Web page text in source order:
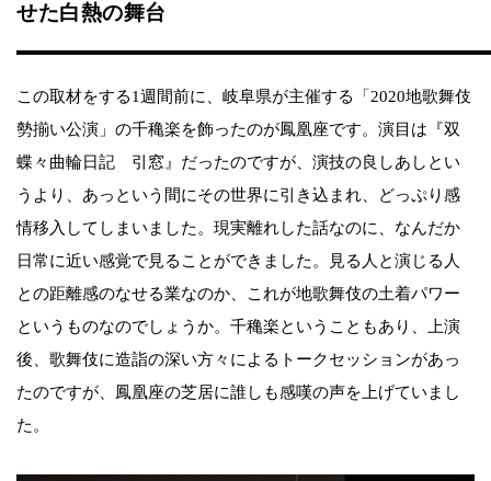
せた白熱の舞台
この取材をする1週間前に、岐阜県が主催する「2020地歌舞伎
勢揃い公演」の千穐楽を飾ったのが鳳凰座です。演目は『双
蝶々曲輪日記 引窓』だったのですが、演技の良しあしとい
うより、あっという間にその世界に引き込まれ、どっぷり感
情移入してしまいました。現実離れした話なのに、なんだか
日常に近い感覚で見ることができました。見る人と演じる人
との距離感のなせる業なのか、これが地歌舞伎の土着パワー
というものなのでしょうか。千穐楽ということもあり、上演
後、歌舞伎に造詣の深い方々によるトークセッションがあっ
たのですが、鳳凰座の芝居に誰しも感嘆の声を上げていまし
た。